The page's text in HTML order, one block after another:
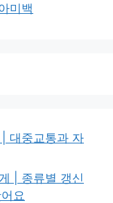
미백
대중교통과 자
| 종류별 갱신
요